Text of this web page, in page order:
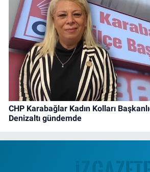
CHP Karabağlar Kadın Kolları
Denizaltı gündemde